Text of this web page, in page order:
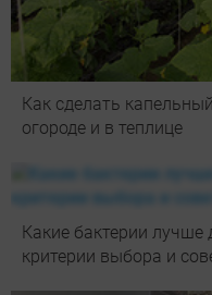
Как сделать
огороде и в теплице
Какие бактерии
критерии выбора и